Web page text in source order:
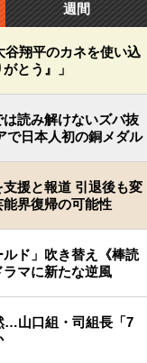
週間
翔平のカネを使い込
とう』」
読み解けないズバ抜
で日本人初の銅メダル
援と報道 引退後も変
界復帰の可能性
ド」吹き替え《棒読
マに新たな逆風
…山口組・司組長「7